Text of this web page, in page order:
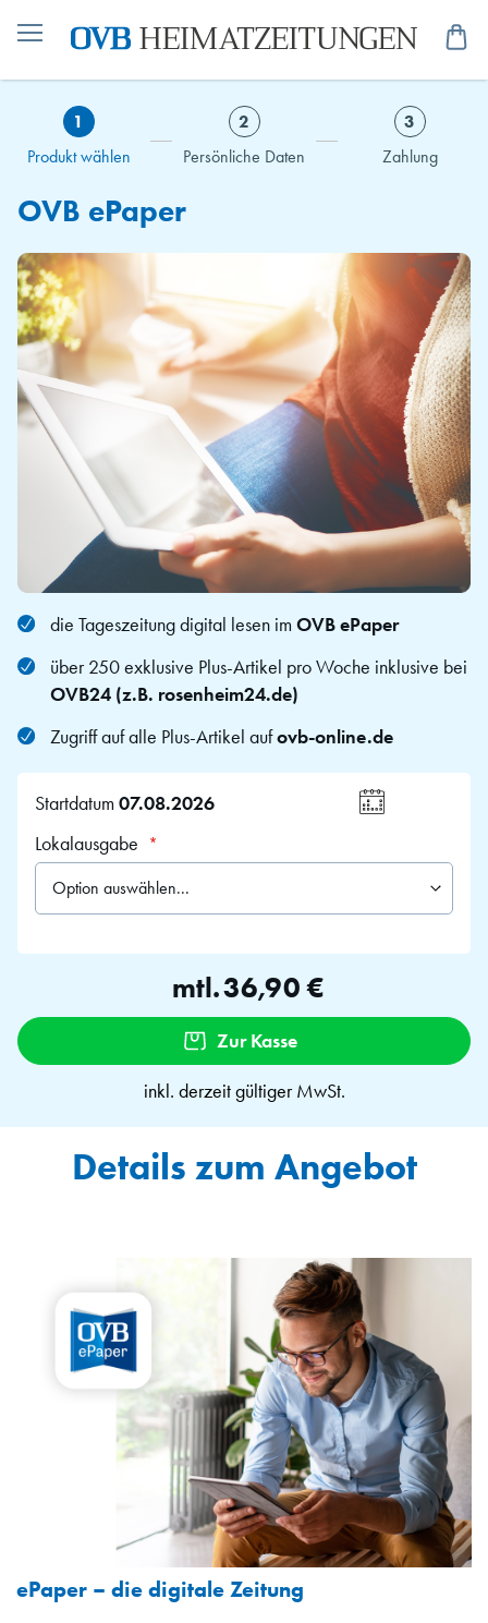
1
Produkt wählen
2
Persönliche Daten
3
Zahlung
OVB ePaper
die Tageszeitung digital lesen im OVB ePaper
über 250 exklusive Plus-Artikel pro Woche inklusive bei
OVB24 (z.B. rosenheim24.de)
Zugriff auf alle Plus-Artikel aufovb-online.de
Startdatum
Lokalausgabe
mtl.36,90 €
Zur Kasse
inkl. derzeit gültiger MwSt.
Details zum Angebot
ePaper – die digitale Zeitung